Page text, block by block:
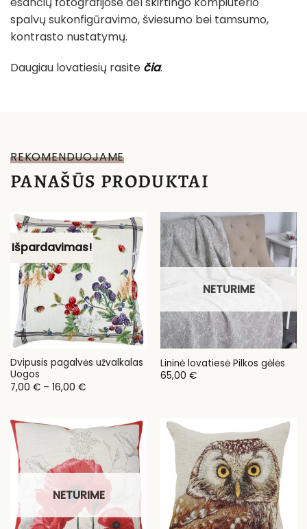
spalvų sukonfigūravimo, šviesumo bei tamsumo,
kontrasto nustatymų.
Daugiau lovatiesių rasite čia.
REKOMENDUOJAME
PANAŠŪS PRODUKTAI
Išpardavimas!
Dvipusis pagalvės užvalkalas
Uogos
7,00 € – 16,00 €Price
16,00 €
NETURIME
Lininė lovatiesė Pilkos gėlės
65,00 €
NETURIME